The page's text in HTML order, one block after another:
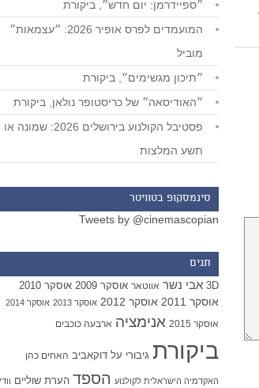
״ספיידרמן: יום חדש״, ביקורת
המועמדים לפרס אופיר 2026: ״עצמאות״
מוביל
״תיכון מגשימים״, ביקורת
״האודיסאה״ של כריסטופר נולאן, ביקורת
פסטיבל הקולנוע בירושלים 2026: שמונה או
תשע המלצות
סינמסקופ בטוויטר
Tweets by @cinemascopian
תגים
3D אבי נשר אווטאר אוסקר 2009 אוסקר 2010
אוסקר 2011 אוסקר 2012 אוסקר 2013 אוסקר 2014
אוסקר 2015 אנימציה ארבעה כוכבים
ביקורת גיבורי על דוקאביב האחים כהן
האקדמיה הישראלית לקולנוע הספד הערת שוליים וודי